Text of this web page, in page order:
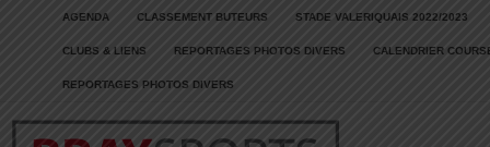
AGENDA CLASSEMENT BUTEURS STADE VALERIQUAIS 2022/2023
CLUBS & LIENS REPORTAGES PHOTOS DIVERS CALENDRIER
REPORTAGES PHOTOS DIVERS